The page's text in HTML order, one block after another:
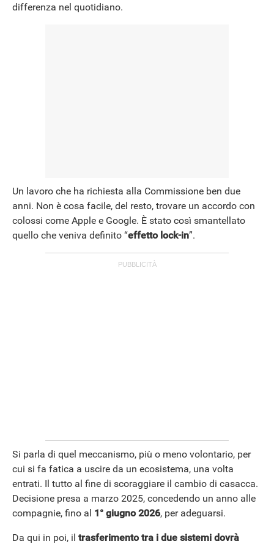
differenza nel quotidiano.
Un lavoro che ha richiesta alla Commissione ben due
anni. Non è cosa facile, del resto, trovare un accordo con
colossi come Apple e Google. È stato così smantellato
quello che veniva definito “effetto lock-in”.
Si parla di quel meccanismo, più o meno volontario, per
cui si fa fatica a uscire da un ecosistema, una volta
entrati. Il tutto al fine di scoraggiare il cambio di casacca.
Decisione presa a marzo 2025, concedendo un anno alle
compagnie, fino al 1° giugno 2026, per adeguarsi.
Da qui in poi, il trasferimento tra i due sistemi dovrà